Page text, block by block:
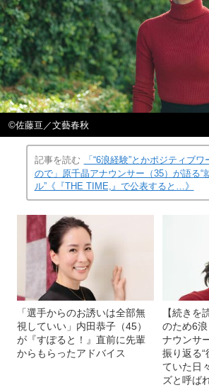
©佐藤亘／文藝春秋
記事を読む
「“6浪経験”とかポジティブ
ので」原千晶アナウンサー（35）が語る“
ル”《『THE TIME,』で公表すると…》
「選手からのお誘いは全部無
視していい」内田恭子（45）
が『すぽると！』直前に先輩
からもらったアドバイス
【続きを
のため6
ナウンサ
振り返る“
ていた日
ズと呼ば